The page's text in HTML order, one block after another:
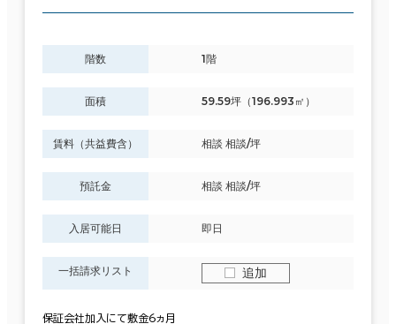
階数 1階
面積 59.59坪（196.993㎡）
賃料（共益費含） 相談 相談/坪
預託金 相談 相談/坪
入居可能日 即日
一括請求リスト 追加
保証会社加入にて敷金6ヵ月